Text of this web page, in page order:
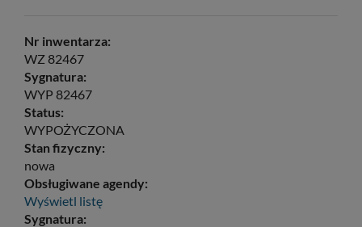
Nr inwentarza:
WZ 82467
Sygnatura:
WYP 82467
Status:
WYPOŻYCZONA
Stan fizyczny:
nowa
Obsługiwane agendy:
Wyświetl listę
Sygnatura: